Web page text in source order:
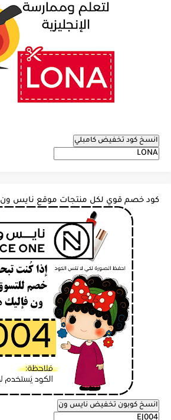
انسخ كود تخفيض كامبلي
كود خصم قوي لكل منتجات موقع نايس ون Nice One
انسخ كوبون تخفيض نايس ون